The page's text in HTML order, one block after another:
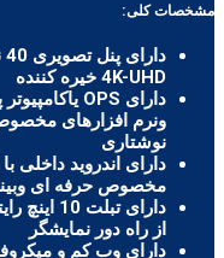
مشخصات کلی:
دارای پنل تصویری 40 نقطه لمس آموزشی
4K-UHD خیره کننده
ونرم افزارهای
نوشتاری
دارای اندروید داخلی
مخصوص حرفه ای
دارای
از راه دور نمایشگر
دارای وب کم و